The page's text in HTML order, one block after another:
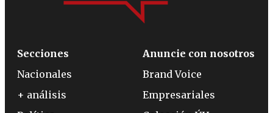
Secciones
Nacionales
+ análisis
Anuncie con nosotros
Brand Voice
Empresariales